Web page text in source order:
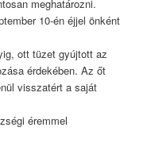
meghatározni.
10-én éjjel önként
ott tüzet gyújtott az
érdekében. Az őt
visszatért a saját
éremmel